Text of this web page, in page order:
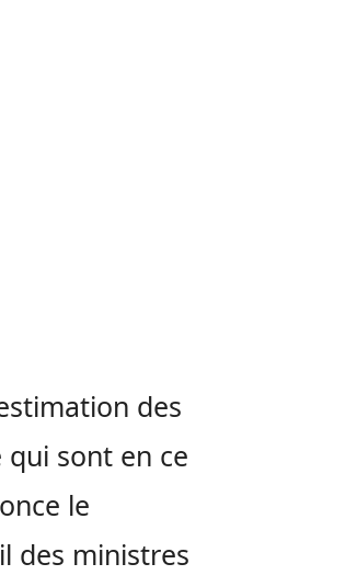
des
qui sont en ce
le
des ministres